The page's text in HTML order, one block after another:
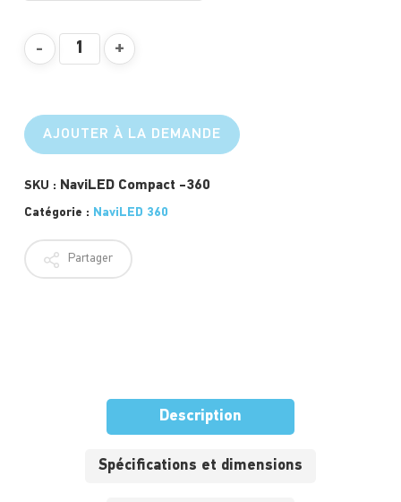
AJOUTER À LA DEMANDE
SKU : NaviLED Compact -360
Catégorie : NaviLED 360
Partager
Description
Spécifications et dimensions